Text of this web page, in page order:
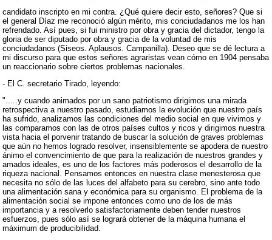
candidato inscripto en mi contra. ¿Qué quiere decir esto, señores? Que si
el general Díaz me reconoció algún mérito, mis conciudadanos me los han
refrendado. Así pues, si fui ministro por obra y gracia del dictador, tengo la
gloria de ser diputado por obra y gracia de la voluntad de mis
conciudadanos (Siseos. Aplausos. Campanilla). Deseo que se dé lectura a
mi discurso para que estos señores agraristas vean cómo en 1904 pensaba
un reaccionario sobre ciertos problemas nacionales.
- El C. secretario Tirado, leyendo:
".....y cuando animados por un sano patriotismo dirigimos una mirada
retrospectiva a nuestro pasado, estudiamos la evolución que nuestro país
ha sufrido, analizamos las condiciones del medio social en que vivimos y
las comparamos con las de otros países cultos y ricos y dirigimos nuestra
vista hacia el porvenir tratando de buscar la solución de graves problemas
que aún no hemos logrado resolver, insensiblemente se apodera de nuestro
ánimo el convencimiento de que para la realización de nuestros grandes y
amados ideales, es uno de los factores más poderosos el desarrollo de la
riqueza nacional. Pensamos entonces en nuestra clase menesterosa que
necesita no sólo de las luces del alfabeto para su cerebro, sino ante todo
una alimentación sana y económica para su organismo. El problema de la
alimentación social se impone entonces como uno de los de más
importancia y a resolverlo satisfactoriamente deben tender nuestros
esfuerzos, pues sólo así se logrará obtener de la máquina humana el
máximum de producibilidad.